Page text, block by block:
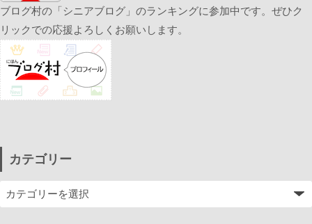
ブログ村の「シニアブログ」のランキングに参加中です。ぜひク
リックでの応援よろしくお願いします。
カテゴリー